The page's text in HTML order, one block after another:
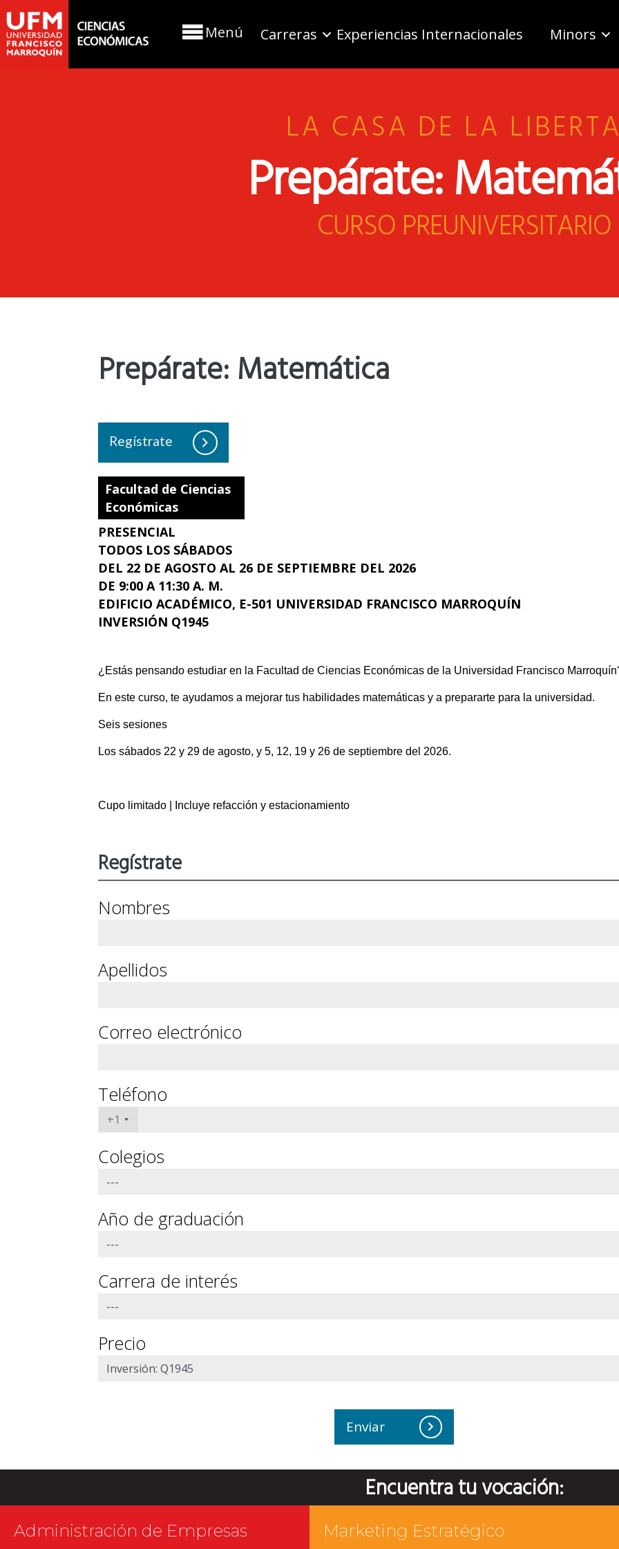
Menú Carreras Experiencias Internacionales Minors
LA CASA DE LA
Prepárate:
CURSO PREUNIVERSITARIO
Prepárate: Matemática
Regístrate
Facultad de Ciencias
Económicas
PRESENCIAL
TODOS LOS SÁBADOS
DEL 22 DE AGOSTO AL 26 DE SEPTIEMBRE DEL 2026
DE 9:00 A 11:30 A. M.
EDIFICIO ACADÉMICO, E-501 UNIVERSIDAD FRANCISCO MARROQUÍN
INVERSIÓN Q1945
¿Estás pensando estudiar en la Facultad de Ciencias Económicas de la Universidad Francisco
En este curso, te ayudamos a mejorar tus habilidades matemáticas y a prepararte para la universidad.
Seis sesiones
Los sábados 22 y 29 de agosto, y 5, 12, 19 y 26 de septiembre del 2026.
Cupo limitado | Incluye refacción y estacionamiento
Regístrate
Nombres
Apellidos
Correo electrónico
Teléfono
+1
Colegios
Año de graduación
Carrera de interés
Precio
Enviar
Encuentra tu vocación:
Administración de Empresas Marketing Estratégico